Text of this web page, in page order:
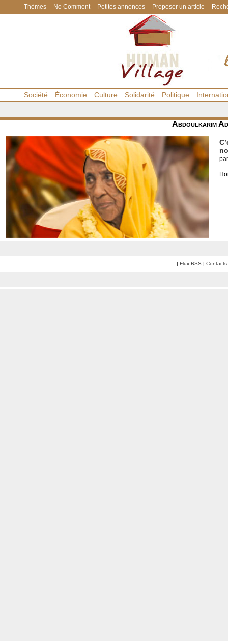
Thèmes No Comment Petites annonces Proposer un article
Société Économie Culture Solidarité Politique
Abdoulkarim
| Flux RSS | Contacts